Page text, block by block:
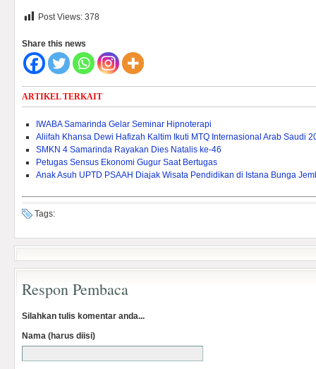
Post Views: 378
Share this news
ARTIKEL TERKAIT
IWABA Samarinda Gelar Seminar Hipnoterapi
Aliifah Khansa Dewi Hafizah Kaltim Ikuti MTQ Internasional Arab Saudi
SMKN 4 Samarinda Rayakan Dies Natalis ke-46
Petugas Sensus Ekonomi Gugur Saat Bertugas
Anak Asuh UPTD PSAAH Diajak Wisata Pendidikan di Istana Bunga
Tags:
Respon Pembaca
Silahkan tulis komentar anda...
Nama (harus diisi)